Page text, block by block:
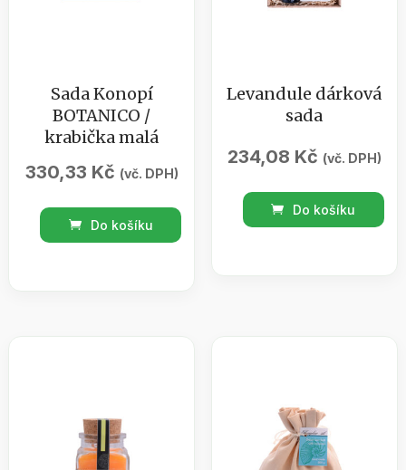
Sada Konopí
BOTANICO /
krabička malá
330,33 Kč (vč. DPH)
Sada
Konopí
Do košíku
Levandule dárková
sada
234,08 Kč (vč. DPH)
Levandule
dárková
Do košíku